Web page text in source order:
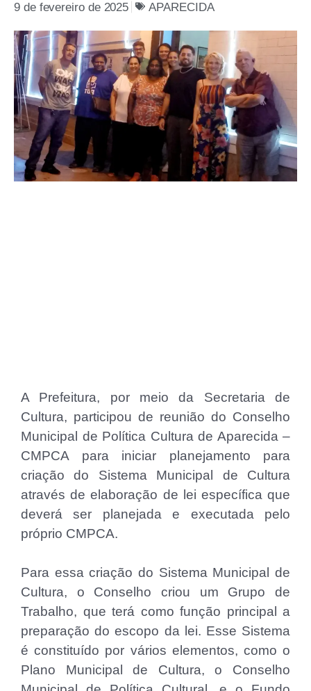
9 de fevereiro de 2025 APARECIDA
A Prefeitura, por meio da Secretaria de
Cultura, participou de reunião do Conselho
Municipal de Política Cultura de Aparecida –
CMPCA para iniciar planejamento para
criação do Sistema Municipal de Cultura
através de elaboração de lei específica que
deverá ser planejada e executada pelo
próprio CMPCA.
Para essa criação do Sistema Municipal de
Cultura, o Conselho criou um Grupo de
Trabalho, que terá como função principal a
preparação do escopo da lei. Esse Sistema
é constituído por vários elementos, como o
Plano Municipal de Cultura, o Conselho